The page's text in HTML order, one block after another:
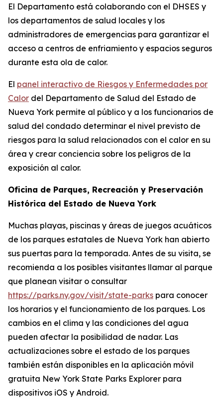
El Departamento está colaborando con el DHSES y
los departamentos de salud locales y los
administradores de emergencias para garantizar el
acceso a centros de enfriamiento y espacios seguros
durante esta ola de calor.
El panel interactivo de Riesgos y Enfermedades por
Calor del Departamento de Salud del Estado de
Nueva York permite al público y a los funcionarios de
salud del condado determinar el nivel previsto de
riesgos para la salud relacionados con el calor en su
área y crear conciencia sobre los peligros de la
exposición al calor.
Oficina de Parques, Recreación y Preservación
Histórica del Estado de Nueva York
Muchas playas, piscinas y áreas de juegos acuáticos
de los parques estatales de Nueva York han abierto
sus puertas para la temporada. Antes de su visita, se
recomienda a los posibles visitantes llamar al parque
que planean visitar o consultar
https://parks.ny.gov/visit/state-parks para conocer
los horarios y el funcionamiento de los parques. Los
cambios en el clima y las condiciones del agua
pueden afectar la posibilidad de nadar. Las
actualizaciones sobre el estado de los parques
también están disponibles en la aplicación móvil
gratuita New York State Parks Explorer para
dispositivos iOS y Android.